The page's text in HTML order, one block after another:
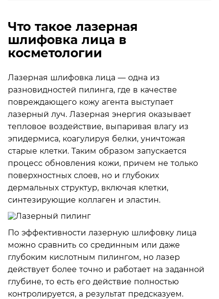
Что такое лазерная
шлифовка лица в
косметологии
Лазерная шлифовка лица —­ одна из
разновидностей пилинга, где в качестве
повреждающего кожу агента выступает
лазерный луч. Лазерная энергия оказывает
тепловое воздействие, выпаривая влагу из
эпидермиса, коагулируя белки, уничтожая
старые клетки. Таким образом запускается
процесс обновления кожи, причем не только
поверхностных слоев, но и глубоких
дермальных структур, включая клетки,
синтезирующие коллаген и эластин.
По эффективности лазерную шлифовку лица
можно сравнить со срединным или даже
глубоким кислотным пилингом, но лазер
действует более точно и работает на заданной
глубине, то есть его действие полностью
контролируется, а результат предсказуем.